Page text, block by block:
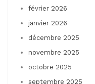
février 2026
janvier 2026
décembre 2025
novembre 2025
octobre 2025
septembre 2025